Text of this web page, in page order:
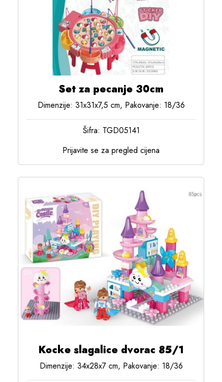
Set za pecanje 30cm
Dimenzije: 31x31x7,5 cm, Pakovanje: 18/36
Šifra: TGD05141
Prijavite se za pregled cijena
Kocke slagalice dvorac 85/1
Dimenzije: 34x28x7 cm, Pakovanje: 18/36